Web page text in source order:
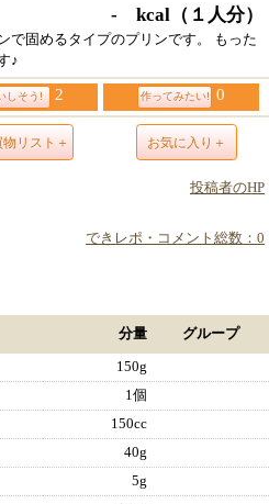
- kcal （１人分）
で固めるタイプのプリンです。 もった
♪
しそう! 2 作ってみたい! 0
物リスト＋ お気に入り＋
投稿者のHP
できレポ・コメント総数：0
分量 グループ
150g
1個
150cc
40g
5g